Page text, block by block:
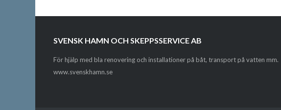
SVENSK HAMN OCH SKEPPSSERVICE AB
För hjälp med bla renovering och installationer på båt, transport på vatten mm.
www.svenskhamn.se